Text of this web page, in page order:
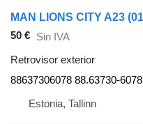
50 € Sin IVA
Retrovisor exterior
88637306078 88.63730-6078
Estonia, Tallinn